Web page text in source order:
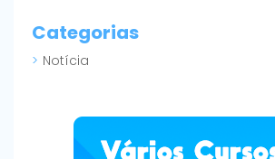
Categorias
Notícia